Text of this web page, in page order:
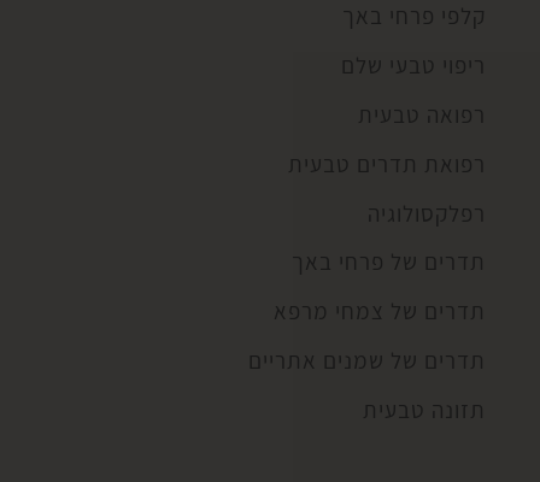
קלפי פרחי באך
ריפוי טבעי שלם
רפואה טבעית
רפואת תדרים טבעית
רפלקסולוגיה
תדרים של פרחי באך
תדרים של צמחי מרפא
תדרים של שמנים אתריים
תזונה טבעית